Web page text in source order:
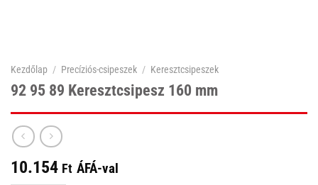
Kezdőlap / Precíziós-csipeszek / Keresztcsipeszek
92 95 89 Keresztcsipesz 160 mm
10.154 Ft ÁFÁ-val